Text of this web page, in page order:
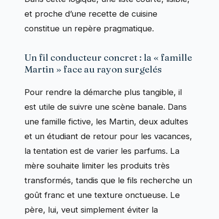
et proche d’une recette de cuisine
constitue un repère pragmatique.
Un fil conducteur concret : la « famille
Martin » face au rayon surgelés
Pour rendre la démarche plus tangible, il
est utile de suivre une scène banale. Dans
une famille fictive, les Martin, deux adultes
et un étudiant de retour pour les vacances,
la tentation est de varier les parfums. La
mère souhaite limiter les produits très
transformés, tandis que le fils recherche un
goût franc et une texture onctueuse. Le
père, lui, veut simplement éviter la